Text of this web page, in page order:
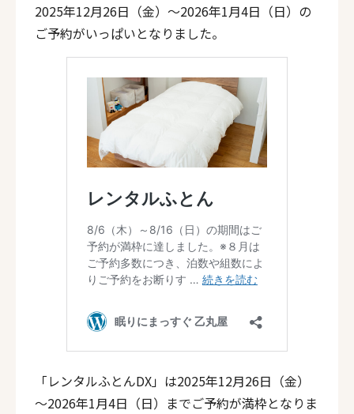
ー
2025年12月26日（金）～2026年1月4日（日）の
ご予約がいっぱいとなりました。
「レンタルふとんDX」は2025年12月26日（金）
～2026年1月4日（日）までご予約が満枠となりま